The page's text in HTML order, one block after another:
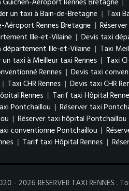
un taxi à Bain-de-Bretagne | Taxi
Rennes Bretagne |
Ille-et-Vilaine | Devis taxi
département Ille-et-Vilaine | Taxi
taxi à Meilleur taxi Rennes | Taxi
Rennes | Devis taxi
| Taxi CHR Rennes | Devis taxi CHR
Rennes | Tarif taxi Hôpital
Pontchaillou | Réserver taxi
| Réserver taxi hôpital Pontchaillou
conventionne Pontchaillou |
| Tarif taxi Hôpital Rennes |
- 2026 RESERVER TAXI RENNES .